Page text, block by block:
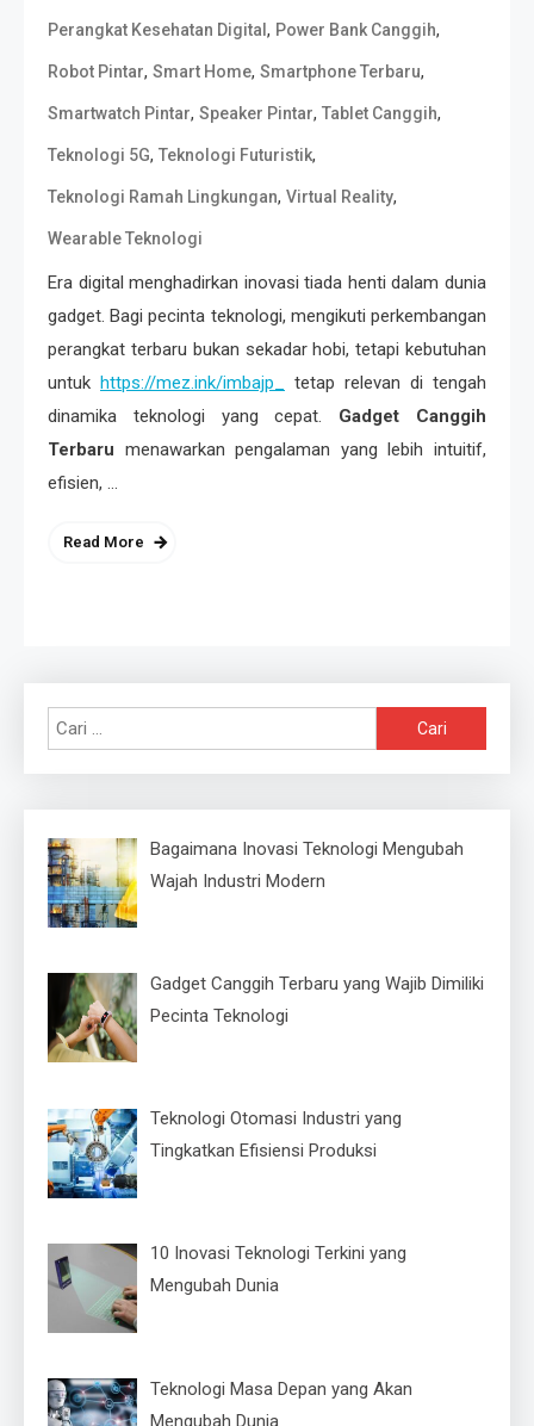
Perangkat Kesehatan Digital, Power Bank Canggih,
Robot Pintar, Smart Home, Smartphone Terbaru,
Smartwatch Pintar, Speaker Pintar, Tablet Canggih,
Teknologi 5G, Teknologi Futuristik,
Teknologi Ramah Lingkungan, Virtual Reality,
Wearable Teknologi
Era digital menghadirkan inovasi tiada henti dalam dunia
gadget. Bagi pecinta teknologi, mengikuti perkembangan
perangkat terbaru bukan sekadar hobi, tetapi kebutuhan
untuk https://mez.ink/imbajp_
tetap relevan di tengah
dinamika teknologi yang cepat. Gadget Canggih
Terbaru menawarkan pengalaman yang lebih intuitif,
efisien, …
Read More
untuk:
Bagaimana Inovasi Teknologi Mengubah
Wajah Industri Modern
Gadget Canggih Terbaru yang Wajib Dimiliki
Pecinta Teknologi
Teknologi Otomasi Industri yang
Tingkatkan Efisiensi Produksi
10 Inovasi Teknologi Terkini yang
Mengubah Dunia
Teknologi Masa Depan yang Akan
Mengubah Dunia